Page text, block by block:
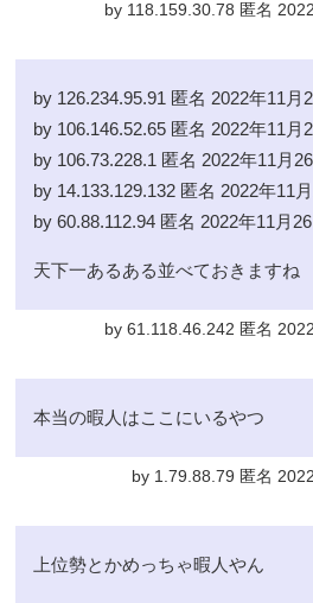
by 118.159.30.78 匿名
by 126.234.95.91 匿名 2022年11月
by 106.146.52.65 匿名 2022年11月
by 106.73.228.1 匿名 2022年11月
by 14.133.129.132 匿名 2022年11
by 60.88.112.94 匿名 2022年11月
天下一あるある並べておきますね
by 61.118.46.242 匿名
本当の暇人はここにいるやつ
by 1.79.88.79 匿名
上位勢とかめっちゃ暇人やん